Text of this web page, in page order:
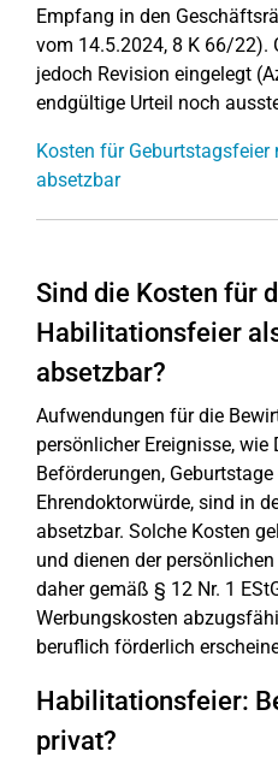
Empfang in den
vom 14.5.2024, 8 K 66/22).
jedoch Revision eingelegt
endgültige Urteil noch
Kosten für Geburtstagsfeier
absetzbar
Sind die Kosten für
Habilitationsfeier
absetzbar?
Aufwendungen für die
persönlicher Ereignisse, wie
Beförderungen,
Ehrendoktorwürde, sind in
absetzbar. Solche Kosten
und dienen der
daher gemäß § 12 Nr. 1
Werbungskosten
beruflich förderlich
Habilitationsfeier:
privat?